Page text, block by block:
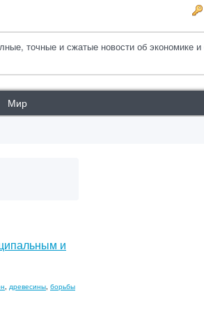
точные и сжатые новости об экономике и
Мир
и
, древесины, борьбы